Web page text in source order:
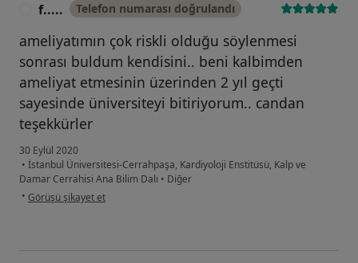
f..... Telefon numarası doğrulandı
ameliyatımın çok riskli olduğu söylenmesi
sonrası buldum kendisini.. beni kalbimden
ameliyat etmesinin üzerinden 2 yıl geçti
sayesinde üniversiteyi bitiriyorum.. candan
teşekkürler
30 Eylül 2020
• İstanbul Üniversitesi-Cerrahpaşa, Kardiyoloji Enstitüsü, Kalp ve
Damar Cerrahisi Ana Bilim Dalı • Diğer
• kullanıcının görüşüne göre f.....
Görüşü şikayet et